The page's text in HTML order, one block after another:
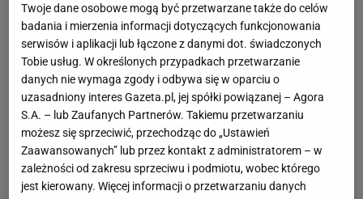
Twoje dane osobowe mogą być przetwarzane także do celów
badania i mierzenia informacji dotyczących funkcjonowania
serwisów i aplikacji lub łączone z danymi dot. świadczonych
Tobie usług. W określonych przypadkach przetwarzanie
danych nie wymaga zgody i odbywa się w oparciu o
uzasadniony interes Gazeta.pl, jej spółki powiązanej – Agora
S.A. – lub Zaufanych Partnerów. Takiemu przetwarzaniu
możesz się sprzeciwić, przechodząc do „Ustawień
Zaawansowanych” lub przez kontakt z administratorem – w
zależności od zakresu sprzeciwu i podmiotu, wobec którego
jest kierowany. Więcej informacji o przetwarzaniu danych